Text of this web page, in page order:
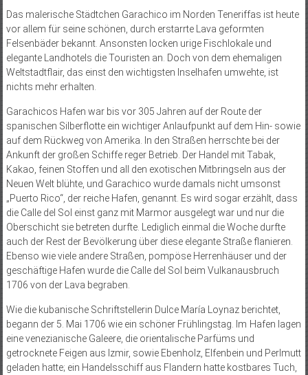
Das malerische Städtchen Garachico im Norden Teneriffas ist heute
vor allem für seine schönen, durch erstarrte Lava geformten
Felsenbäder bekannt. Ansonsten locken urige Fischlokale und
elegante Landhotels die Touristen an. Doch von dem ehemaligen
Weltstadtflair, das einst den wichtigsten Inselhafen umwehte, ist
nichts mehr erhalten.
Garachicos Hafen war bis vor 305 Jahren auf der Route der
spanischen Silberflotte ein wichtiger Anlaufpunkt auf dem Hin- sowie
auf dem Rückweg von Amerika. In den Straßen herrschte bei der
Ankunft der großen Schiffe reger Betrieb. Der Handel mit Tabak,
Kakao, feinen Stoffen und all den exotischen Mitbringseln aus der
Neuen Welt blühte, und Garachico wurde damals nicht umsonst
„Puerto Rico“, der reiche Hafen, genannt. Es wird sogar erzählt, dass
die Calle del Sol einst ganz mit Marmor ausgelegt war und nur die
Oberschicht sie betreten durfte. Lediglich einmal die Woche durfte
auch der Rest der Bevölkerung über diese elegante Straße flanieren.
Ebenso wie viele andere Straßen, pompöse Herrenhäuser und der
geschäftige Hafen wurde die Calle del Sol beim Vulkanausbruch
1706 von der Lava begraben.
Wie die kubanische Schriftstellerin Dulce María Loynaz berichtet,
begann der 5. Mai 1706 wie ein schöner Frühlingstag. Im Hafen lagen
eine venezianische Galeere, die orientalische Parfüms und
getrocknete Feigen aus Izmir, sowie Ebenholz, Elfenbein und Perlmutt
geladen hatte; ein Handelsschiff aus Flandern hatte kostbares Tuch,